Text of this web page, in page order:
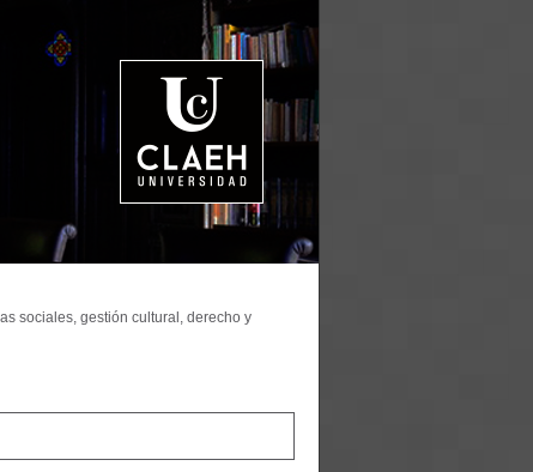
sociales, gestión cultural, derecho y